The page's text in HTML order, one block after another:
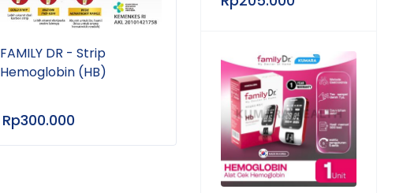
FAMILY DR - Strip
Hemoglobin (HB)
Rp300.000
FAMILY DR - Strip
Kolesterol (Cholesterol)
217.000